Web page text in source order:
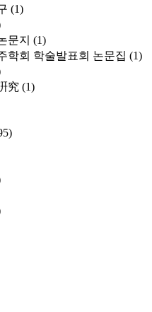
(1)
문지 (1)
학회 학술발표회 논문집 (1)
究 (1)